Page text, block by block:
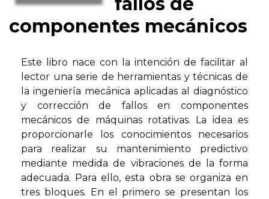
componentes mecánicos
Este libro nace con la intención de facilitar al
lector una serie de herramientas y técnicas de
la ingeniería mecánica aplicadas al diagnóstico
y corrección de fallos en componentes
mecánicos de máquinas rotativas. La idea es
proporcionarle los conocimientos necesarios
para realizar su mantenimiento predictivo
mediante medida de vibraciones de la forma
adecuada. Para ello, esta obra se organiza en
tres bloques. En el primero se presentan los